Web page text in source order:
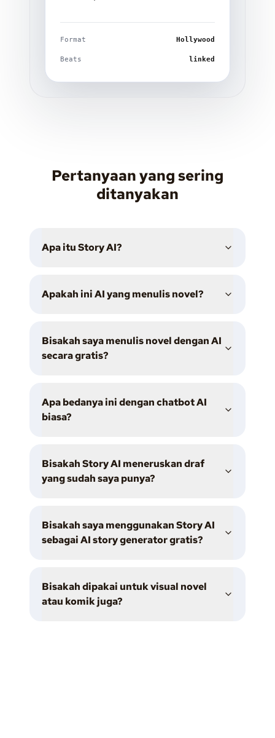
Format Hollywood
Beats linked
Pertanyaan yang sering
ditanyakan
Apa itu Story AI?
Apakah ini AI yang menulis novel?
Bisakah saya menulis novel dengan AI
secara gratis?
Apa bedanya ini dengan chatbot AI
biasa?
Bisakah Story AI meneruskan draf
yang sudah saya punya?
Bisakah saya menggunakan Story AI
sebagai AI story generator gratis?
Bisakah dipakai untuk visual novel
atau komik juga?